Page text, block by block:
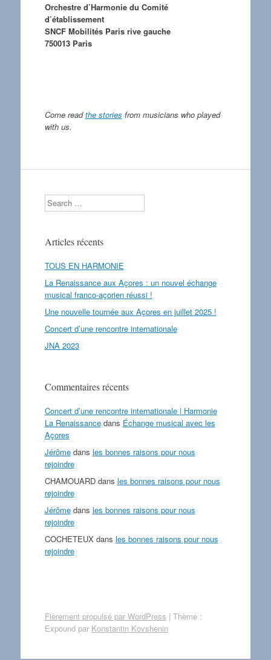
Orchestre d’Harmonie du Comité
d’établissement
SNCF Mobilités Paris rive gauche
750013 Paris
Come readthe stories from musicians who played
with us.
Search
Articles récents
TOUS EN HARMONIE
La Renaissance aux Açores : un nouvel échange
musical franco-açorien réussi !
Une nouvelle tournée aux Açores en juillet 2025 !
Concert d’une rencontre internationale
JNA 2023
Commentaires récents
Concert d’une rencontre internationale | Harmonie
La Renaissancedans Échange musical avec les
Açores
Jérômedans les bonnes raisons pour nous
rejoindre
CHAMOUARDdans les bonnes raisons pour nous
rejoindre
Jérômedans les bonnes raisons pour nous
rejoindre
COCHETEUX dans les bonnes raisons pour nous
rejoindre
Fièrement propulsé par WordPress | Thème :
Expound par Konstantin Kovshenin